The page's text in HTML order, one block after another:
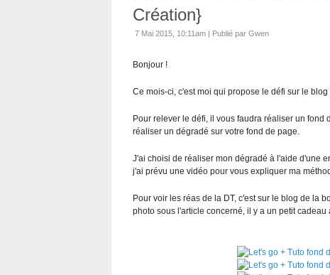
Création}
7 Mai 2015, 10:11am | Publié par Gwen
Bonjour !
Ce mois-ci, c'est moi qui propose le défi sur le
Pour relever le défi, il vous faudra réaliser un
réaliser un dégradé sur votre fond de page.
J'ai choisi de réaliser mon dégradé à l'aide d'une
j'ai prévu une vidéo pour vous expliquer ma
Pour voir les réas de la DT, c'est sur le blog de la
photo sous l'article concerné, il y a un petit cadeau